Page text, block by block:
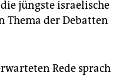
jüngste israelische
Thema der Debatten
Rede sprach